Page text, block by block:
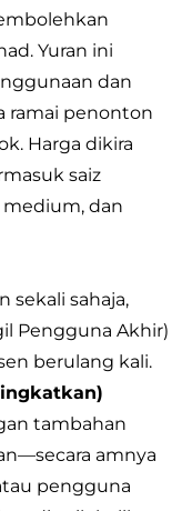
Yuran ini
dan
ramai penonton
Harga dikira
saiz
medium, dan
sekali sahaja,
Pengguna Akhir)
berulang kali.
tambahan
amnya
pengguna